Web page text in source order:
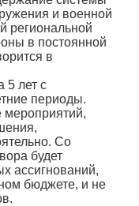
и военной
региональной
в постоянной
в
5 лет с
периоды.
мероприятий,
Со
будет
ассигнований,
бюджете, и не